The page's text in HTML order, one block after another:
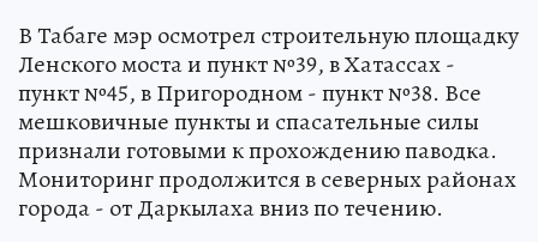
В Табаге мэр осмотрел строительную площадку
Ленского моста и пункт №39, в Хатассах -
пункт №45, в Пригородном - пункт №38. Все
мешковичные пункты и спасательные силы
признали готовыми к прохождению паводка.
Мониторинг продолжится в северных районах
города - от Даркылаха вниз по течению.